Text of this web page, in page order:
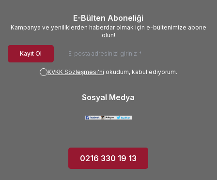
E-Bülten Aboneliği
Kampanya ve yeniliklerden haberdar olmak için e-bültenimize abone
olun!
Kayıt Ol
KVKK Sözleşmesi'ni okudum, kabul ediyorum.
Sosyal Medya
0216 330 19 13